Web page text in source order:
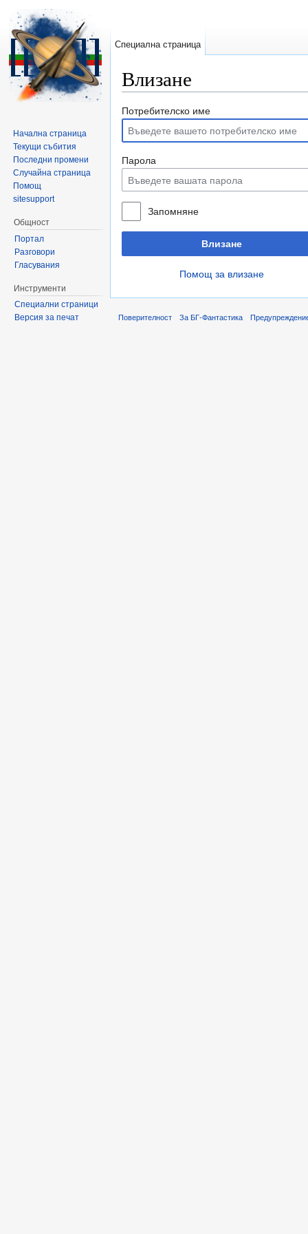
Влизане
Потребителско име
Парола
Запомняне
Влизане
Помощ за влизане
Специална страница
Начална страница
Текущи събития
Последни промени
Случайна страница
Помощ
sitesupport
Общност
Портал
Разговори
Гласувания
Инструменти
Специални страници
Версия за печат
Поверителност За БГ-Фантастика